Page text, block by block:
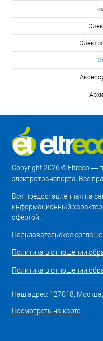
Copyright 2026 © Eltreco —
электротранспорта. Все
Вся предоставленная на
информационный характер
офертой.
Пользовательское
Политика в отношении
Политика в отношении
Наш адрес: 127018,
Посмотреть на карте